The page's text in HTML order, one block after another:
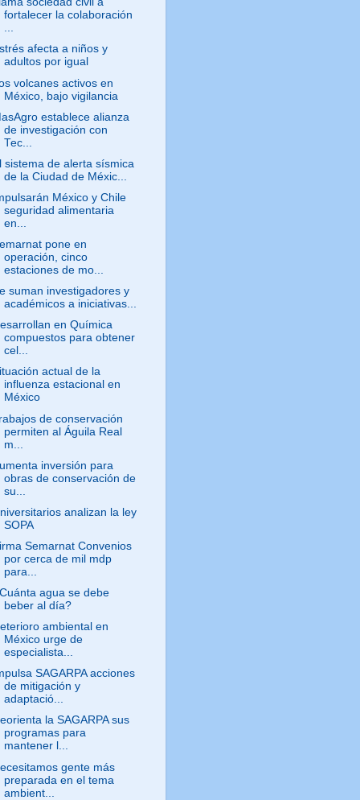
fortalecer la colaboración
...
afecta a niños y
adultos por igual
volcanes activos en
México, bajo vigilancia
establece alianza
de investigación con
Tec...
sistema de alerta sísmica
de la Ciudad de Méxic...
México y Chile
seguridad alimentaria
en...
pone en
operación, cinco
estaciones de mo...
suman investigadores y
académicos a iniciativas...
en Química
compuestos para obtener
cel...
actual de la
influenza estacional en
México
de conservación
permiten al Águila Real
m...
inversión para
obras de conservación de
su...
analizan la ley
SOPA
Semarnat Convenios
por cerca de mil mdp
para...
agua se debe
beber al día?
ambiental en
México urge de
especialista...
SAGARPA acciones
de mitigación y
adaptació...
la SAGARPA sus
programas para
mantener l...
gente más
preparada en el tema
ambient...